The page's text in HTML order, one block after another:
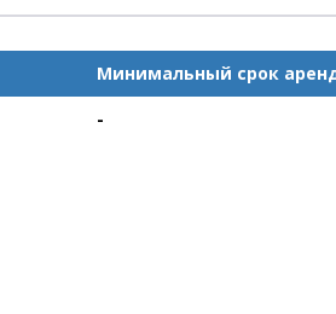
Минимальный срок
-